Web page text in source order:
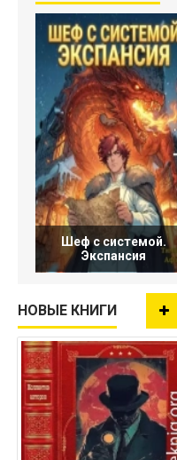
Шеф с системой.
Экспансия
НОВЫЕ КНИГИ